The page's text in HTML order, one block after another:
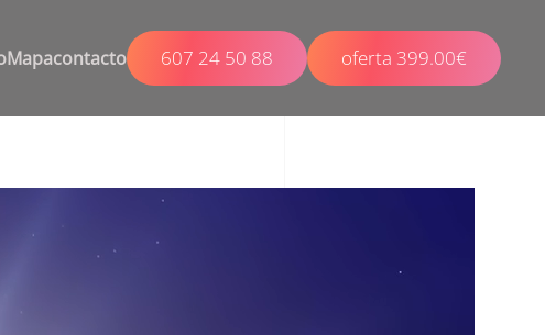
Mapacontacto 607 24 50 88 oferta 399.00€